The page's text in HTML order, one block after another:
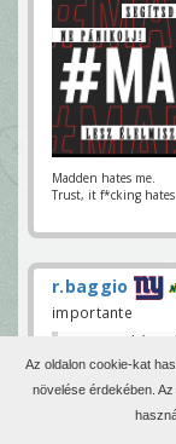
Madden hates me.
Trust, it f*cking hates
r.baggio
importante
Spavital és
Lake
empty taxi
a negyedik
Az oldalon cookie-kat
növelése érdekében.